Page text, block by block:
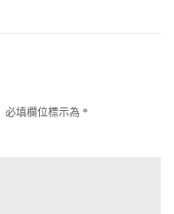
必填欄位標示為 *